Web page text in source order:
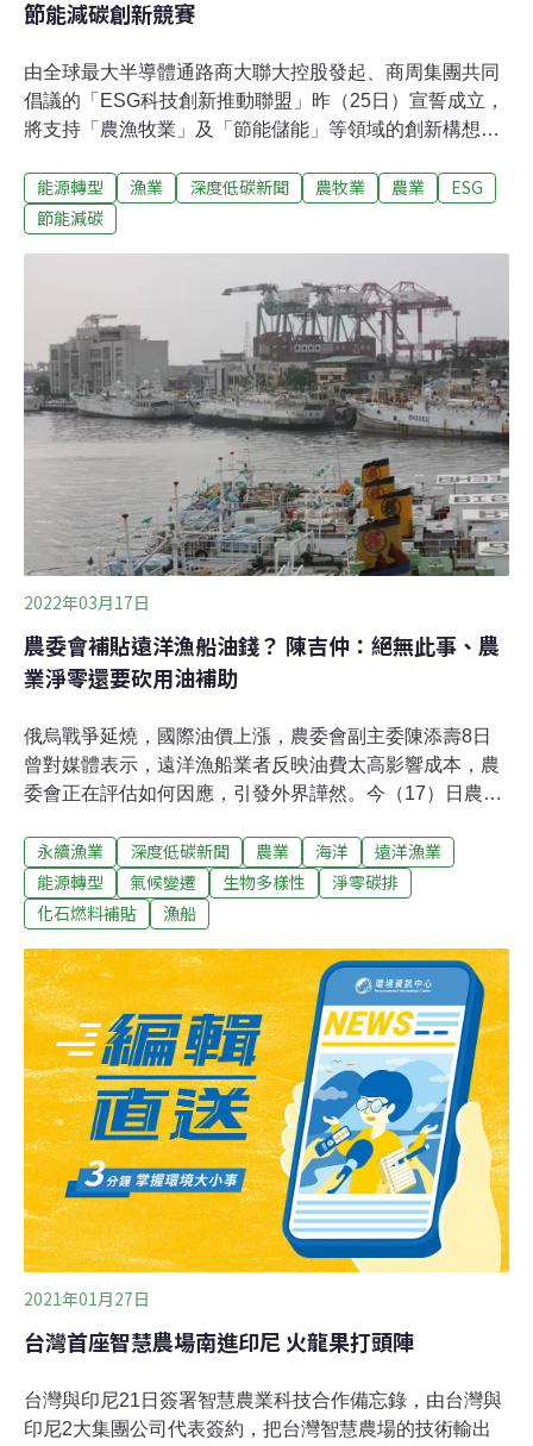
節能減碳創新競賽
由全球最大半導體通路商大聯大控股發起、商周集團共同
倡議的「ESG科技創新推動聯盟」昨（25日）宣誓成立，
將支持「農漁牧業」及「節能儲能」等領域的創新構想。
月開放線上徵件。聯盟表示，氣候變遷帶來的災害，農漁
牧業首當其衝，迫切需要環境保護與產業轉型的策略。競
（Marketable），以及重視永續價值（Value），將採雙軌
並行制，一方面透過競賽，鼓勵創新構想正在起步的學生
及創新團隊，另一方面補助資金、資源，支持技術發展相
對成熟的創新公司。創新競賽將徵求關注農漁牧業、節能
儲能議題，且具電子、機械設計、AIoT、通訊、軟體、綠
色科技能力及思維的創新團隊、公司，預計今年5月開放
線上徵件，初選後透過工作坊、業師輔導，優化提案或進
行實作，
能源轉型 漁業 深度低碳新聞 農牧業 農業
ESG
節能減碳
2022年03月17日
農委會補貼遠洋漁船油錢？ 陳吉仲：絕無此事、農
業淨零還要砍用油補助
俄烏戰爭延燒，國際油價上漲，農委會副主委陳添壽8日
曾對媒體表示，遠洋漁船業者反映油費太高影響成本，農
委會正在評估如何因應，引發外界譁然。今（17）日農委
國內加油，且為了順應農業部門淨零碳排，未來還要逐年
減少。台灣動物社會研究會、環境正義基金會今日也發表
聯合聲明，呼籲國內漁業用油補助公帑已高達4億元，不
該再加碼補貼遠洋漁船國外用油，應向國際「負責任漁
業」精神看齊，減少有害漁業補助。我國漁業用油補貼編
列10億 民間呼籲停止「有害漁業補貼」我國漁業發達，遠
洋漁業實力更是驚人，擁有近1100艘遠洋漁船，數量僅次
於中國，作業漁場遍布全球，鮪魚捕撈量全球第一，公海
漁撈能力更是名列世界前茅。身為世界貿易組織（WTO）
成員國之一，這般「漁業大國」要如何善盡永續漁業責
任，也成為社會關注焦點。聯合國世界糧農組織（FAO）
曾提出警告，全球90%的魚群繁衍速度已跟
永續漁業 深度低碳新聞 農業 海洋
遠洋漁業
能源轉型
氣候變遷 生物多樣性
淨零碳排
化石燃料補貼
漁船
2021年01月27日
台灣首座智慧農場南進印尼 火龍果打頭陣
台灣與印尼21日簽署智慧農業科技合作備忘錄，由台灣與
印尼2大集團公司代表簽約，把台灣智慧農場的技術輸出